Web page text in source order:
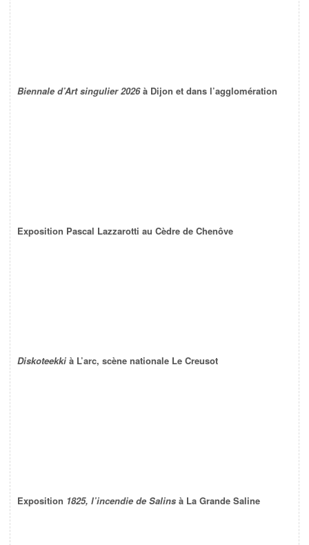
Biennale d’Art singulier 2026à Dijon et dans l’agglomération
Exposition Pascal Lazzarotti au Cèdre de Chenôve
Diskoteekki à L’arc, scène nationale Le Creusot
Exposition 1825, l’incendie de Salins à La Grande Saline